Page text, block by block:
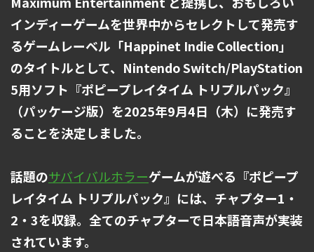
インディーゲームを世界中からセレクトして発売す
るゲームレーベル「Happinet Indie Collection」
のタイトルとして、Nintendo Switch/PlayStation
5用ソフト『ポピープレイタイム トリプルパック』
（パッケージ版）を2025年9月4日（木）に発売す
ることを決定しました。
話題のサバイバルホラーゲームが遊べる『ポピープ
レイタイム トリプルパック』には、チャプター1・
2・3を収録。全てのチャプターで日本語音声が実装
されています。